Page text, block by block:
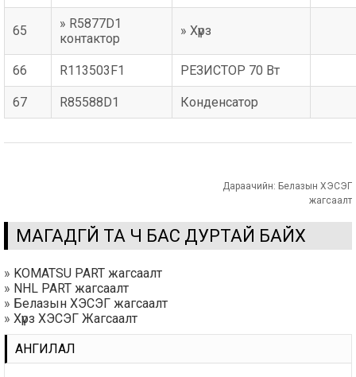
65
» R5877D1
контактор
» Хүрз
66 R113503F1 РЕЗИСТОР 70 Вт
67 R85588D1 Конденсатор
Дараачийн: Белазын ХЭСЭГ
жагсаалт
МАГАДГҮЙ ТА Ч БАС ДУРТАЙ БАЙХ
» KOMATSU PART жагсаалт
» NHL PART жагсаалт
» Белазын ХЭСЭГ жагсаалт
» Хүрз ХЭСЭГ Жагсаалт
АНГИЛАЛ